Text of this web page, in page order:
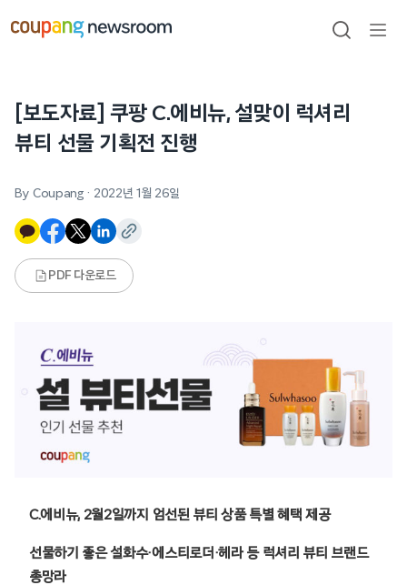
건너뛰기
검색
[보도자료] 쿠팡 C.에비뉴, 설맞이 럭셔리
뷰티 선물 기획전 진행
By Coupang · 2022년 1월 26일
PDF 다운로드
C.에비뉴, 2월2일까지 엄선된 뷰티 상품 특별 혜택 제공
선물하기 좋은 설화수·에스티로더·헤라 등 럭셔리 뷰티 브랜드
총망라